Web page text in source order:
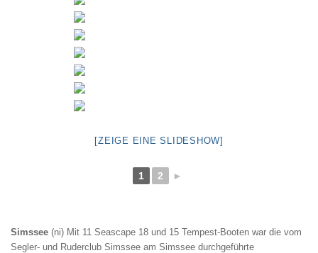
[ZEIGE EINE SLIDESHOW]
1 2 ►
Simssee (ni) Mit 11 Seascape 18 und 15 Tempest-Booten war die vom
Segler- und Ruderclub Simssee am Simssee durchgeführte